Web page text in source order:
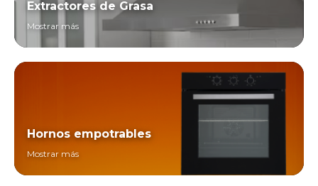
Extractores de Grasa
Mostrar más
Hornos empotrables
Mostrar más